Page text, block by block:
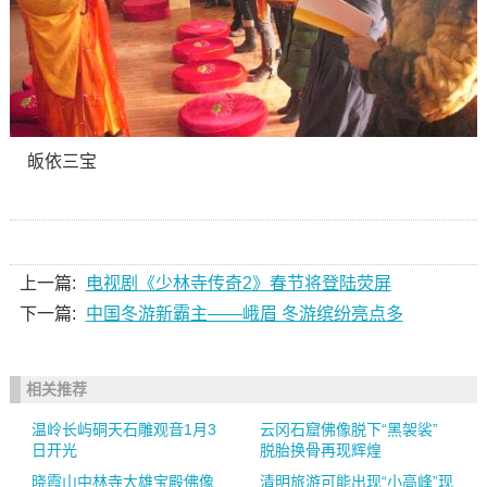
皈依三宝
上一篇:
电视剧《少林寺传奇2》春节将登陆荧屏
下一篇:
中国冬游新霸主——峨眉 冬游缤纷亮点多
相关推荐
温岭长屿硐天石雕观音1月3
日开光
云冈石窟佛像脱下“黑袈裟”
脱胎换骨再现辉煌
晓霞山中林寺大雄宝殿佛像
清明旅游可能出现“小高峰”现